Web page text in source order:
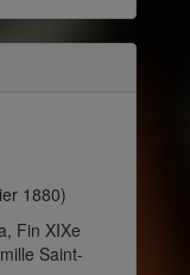
1880)
Fin XIXe
Saint-